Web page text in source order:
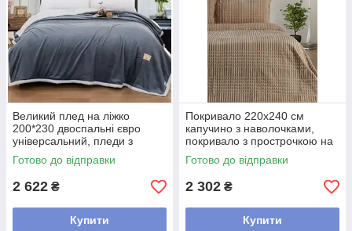
Великий плед на ліжко
200*230 двоспальні євро
універсальний, пледи з
мікрофібри стильний м'який
Сірий
Готово до відправки
2 622 ₴
Купити
Покривало 220х240 см
капучино з наволочками,
покривало з прострочкою на
ліжко Бежевий
Готово до відправки
2 302 ₴
Купити